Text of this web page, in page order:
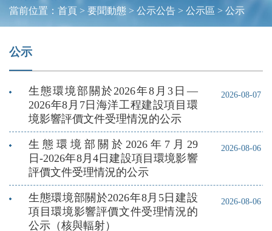
當前位置： 首頁> 要聞動態> 公示公告> 公示區 > 公示
公示
生態環境部關於2026年8月3日—
2026年8月7日海洋工程建設項目環
境影響評價文件受理情況的公示
2026-08-07
生態環境部關於2026年7月29
日-2026年8月4日建設項目環境影響
評價文件受理情況的公示
2026-08-06
生態環境部關於2026年8月5日建設
項目環境影響評價文件受理情況的
公示（核與輻射）
2026-08-06